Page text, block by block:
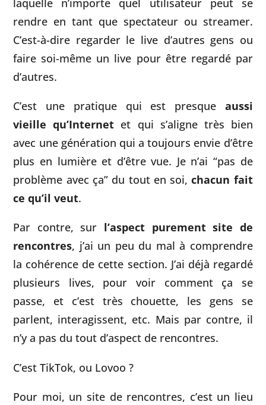
rendre en tant que spectateur ou streamer.
C’est-à-dire regarder le live d’autres gens ou
faire soi-même un live pour être regardé par
d’autres.
C’est une pratique qui est presque aussi
vieille qu’Internet et qui s’aligne très bien
avec une génération qui a toujours envie d’être
plus en lumière et d’être vue. Je n’ai “pas de
problème avec ça” du tout en soi,chacun fait
ce qu’il veut.
Par contre, sur l’aspect purement site de
rencontres, j’ai un peu du mal à comprendre
la cohérence de cette section. J’ai déjà regardé
plusieurs lives, pour voir comment ça se
passe, et c’est très chouette, les gens se
parlent, interagissent, etc. Mais par contre, il
n’y a pas du tout d’aspect de rencontres.
C’est TikTok, ou Lovoo ?
Pour moi, un site de rencontres, c’est un lieu